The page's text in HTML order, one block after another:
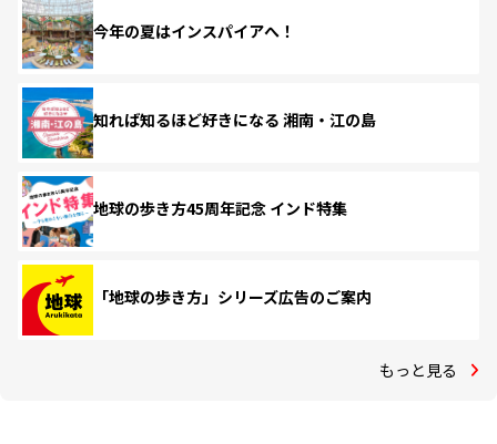
今年の夏はインスパイアへ！
知れば知るほど好きになる 湘南・江の島
地球の歩き方45周年記念 インド特集
「地球の歩き方」シリーズ広告のご案内
もっと見る